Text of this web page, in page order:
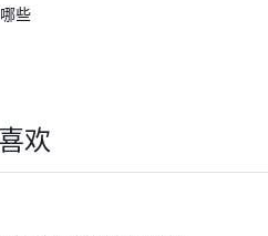
些
欢